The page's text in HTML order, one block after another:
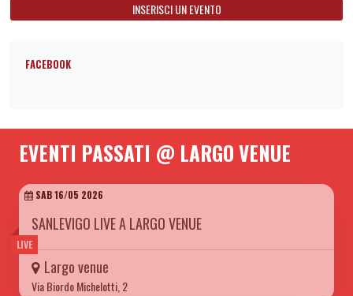
INSERISCI UN EVENTO
FACEBOOK
EVENTI PASSATI @ LARGO VENUE
LIVE
SAB 16/05 2026
SANLEVIGO LIVE A LARGO VENUE
Largo venue
Via Biordo Michelotti, 2